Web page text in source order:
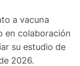
a vacuna
en colaboración
su estudio de
2026.